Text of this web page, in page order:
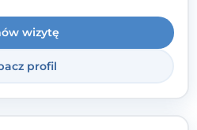
stawiam budowanie
i zrozumienia w
Istotna dla nie jest
na dostępnych
wizytę
profil